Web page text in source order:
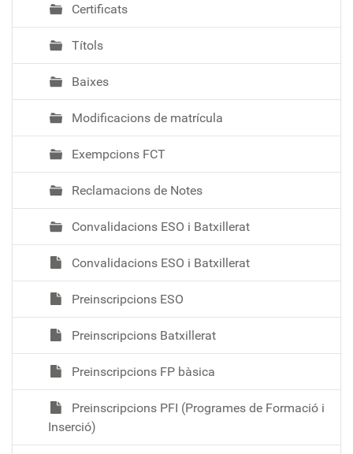
Certificats
Títols
Baixes
Modificacions de matrícula
Exempcions FCT
Reclamacions de Notes
Convalidacions ESO i Batxillerat
Convalidacions ESO i Batxillerat
Preinscripcions ESO
Preinscripcions Batxillerat
Preinscripcions FP bàsica
Preinscripcions PFI (Programes de Formació i
Inserció)